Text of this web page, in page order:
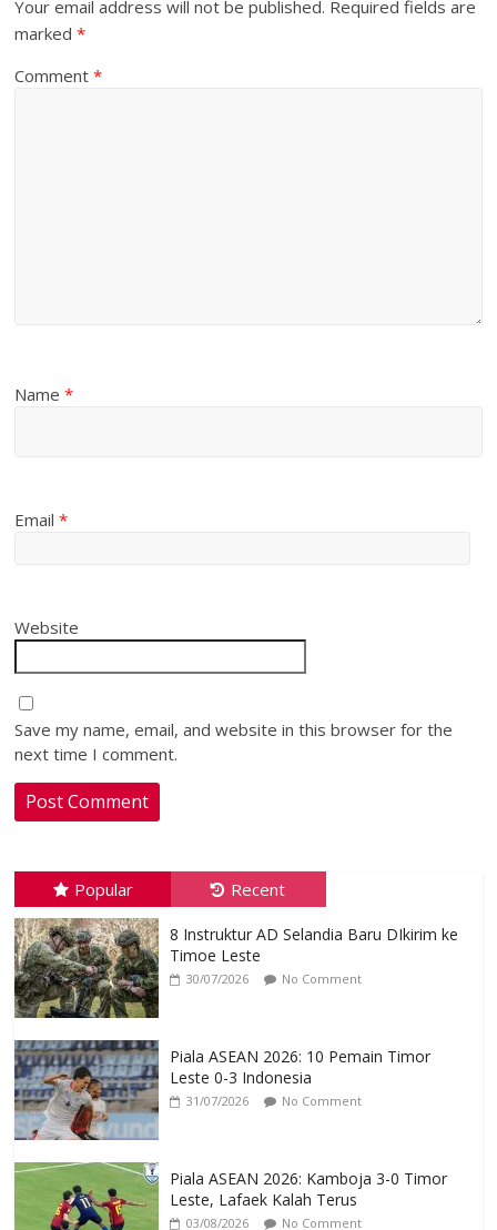
Your email address will not be published. Required fields are
marked*
Comment*
Name*
Email*
Website
Save my name, email, and website in this browser for the
next time I comment.
Popular Recent
8 Instruktur AD Selandia Baru DIkirim ke
Timoe Leste
30/07/2026 No Comment
Piala ASEAN 2026: 10 Pemain Timor
Leste 0-3 Indonesia
31/07/2026 No Comment
Piala ASEAN 2026: Kamboja 3-0 Timor
Leste, Lafaek Kalah Terus
03/08/2026 No Comment